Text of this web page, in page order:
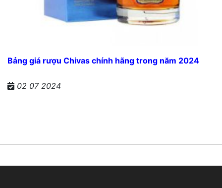
Bảng giá rượu Chivas chính hãng trong năm 2024
02 07 2024